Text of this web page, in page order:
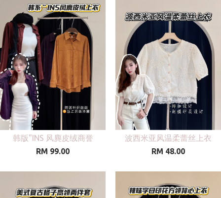
韩版"INS 风麂皮绒商誉
RM 99.00
波西米亚风温柔蕾丝上衣
RM 48.00